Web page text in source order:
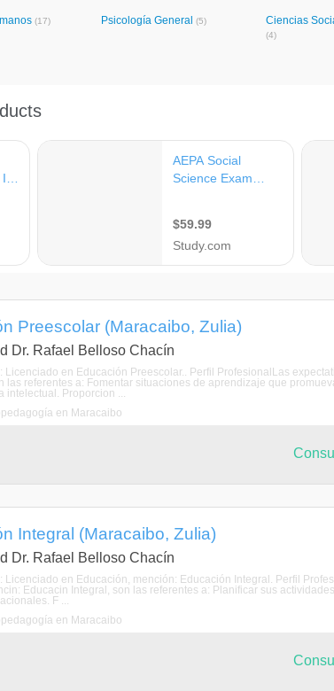
(17) Psicología General (5) Ciencias
(4)
Preescolar (Maracaibo, Zulia)
Dr. Rafael Belloso Chacín
Licenciado en Educación Preescolar.. Perfil ProfesionalLas
las referentes a: Fomentar situaciones de aprendizaje que
intelectual. Proporcion ...
en Maracaibo
Integral (Maracaibo, Zulia)
Dr. Rafael Belloso Chacín
Licenciado en Educación, mención: Educación Integral. Perfil
Educacin Integral, son las referentes a: Planificar sus
F ...
en Maracaibo